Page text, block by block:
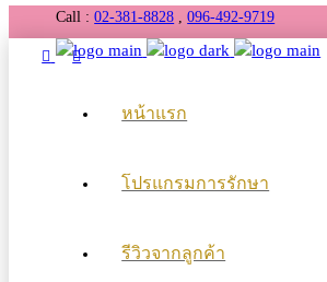
Call :02-381-8828 ,096-492-9719
หน้าแรก
โปรแกรมการรักษา
รีวิวจากลูกค้า